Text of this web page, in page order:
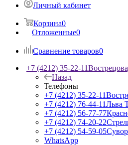
Личный кабинет
Корзина0
Отложенные0
Сравнение товаров0
+7 (4212) 35-22-11
Назад
Телефоны
+7 (4212) 35-22-11
+7 (4212) 76-44-11Льва
+7 (4212) 56-77-77
+7 (4212) 74-20-22
+7 (4212) 54-59-05
WhatsApp